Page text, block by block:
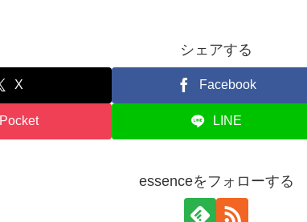
シェアする
X Facebook
Pocket LINE
essenceをフォローする